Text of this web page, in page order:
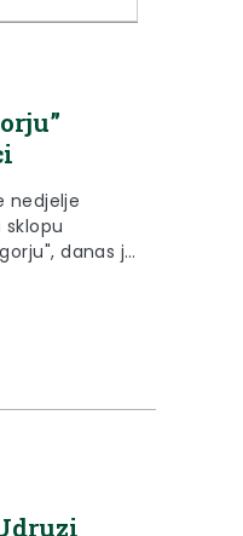
nedjelje
danas je